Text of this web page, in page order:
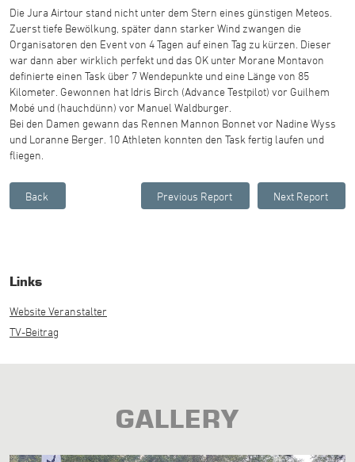
Die Jura Airtour stand nicht unter dem Stern eines günstigen Meteos.
Zuerst tiefe Bewölkung, später dann starker Wind zwangen die
Organisatoren den Event von 4 Tagen auf einen Tag zu kürzen. Dieser
war dann aber wirklich perfekt und das OK unter Morane Montavon
definierte einen Task über 7 Wendepunkte und eine Länge von 85
Kilometer. Gewonnen hat Idris Birch (Advance Testpilot) vor Guilhem
Mobé und (hauchdünn) vor Manuel Waldburger.
Bei den Damen gewann das Rennen Mannon Bonnet vor Nadine Wyss
und Loranne Berger. 10 Athleten konnten den Task fertig laufen und
fliegen.
Links
Website Veranstalter
TV-Beitrag
GALLERY